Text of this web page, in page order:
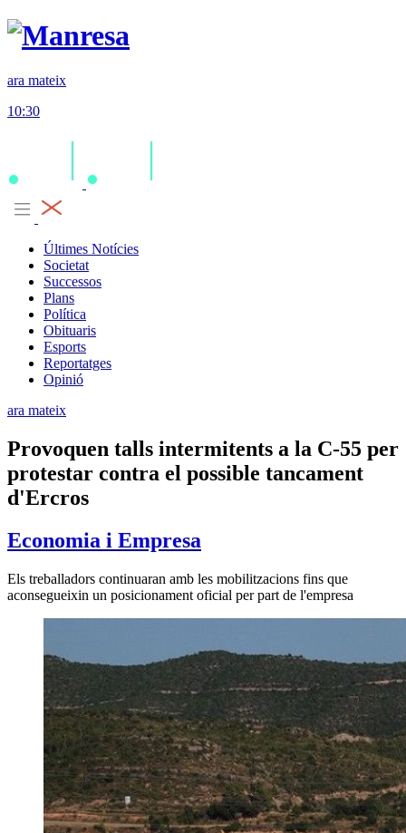
ara mateix
10:30
Últimes Notícies
Societat
Successos
Plans
Política
Obituaris
Esports
Reportatges
Opinió
ara mateix
Provoquen talls intermitents a la C-55 per
protestar contra el possible tancament
d'Ercros
Economia i Empresa
Els treballadors continuaran amb les mobilitzacions fins que
aconsegueixin un posicionament oficial per part de l'empresa